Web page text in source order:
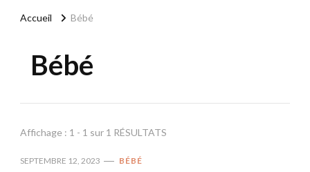
Accueil Bébé
Bébé
Affichage : 1 - 1 sur 1 RÉSULTATS
SEPTEMBRE 12, 2023 BÉBÉ